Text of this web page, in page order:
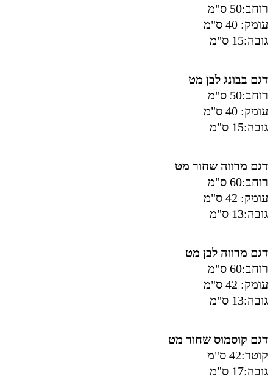
רוחב:50 ס"מ
עומק: 40 ס"מ
גובה:15 ס"מ
דגם בבונג לבן מט
רוחב:50 ס"מ
עומק: 40 ס"מ
גובה:15 ס"מ
דגם מרווה שחור מט
רוחב:60 ס"מ
עומק: 42 ס"מ
גובה:13 ס"מ
דגם מרווה לבן מט
רוחב:60 ס"מ
עומק: 42 ס"מ
גובה:13 ס"מ
דגם קוסמוס שחור מט
קוטר:42 ס"מ
גובה:17 ס"מ